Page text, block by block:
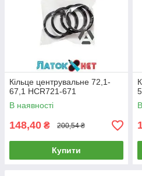
Кільце центрувальне 72,1-
67,1 HCR721-671
В наявності
148,40 ₴ 200,54 ₴
Купити